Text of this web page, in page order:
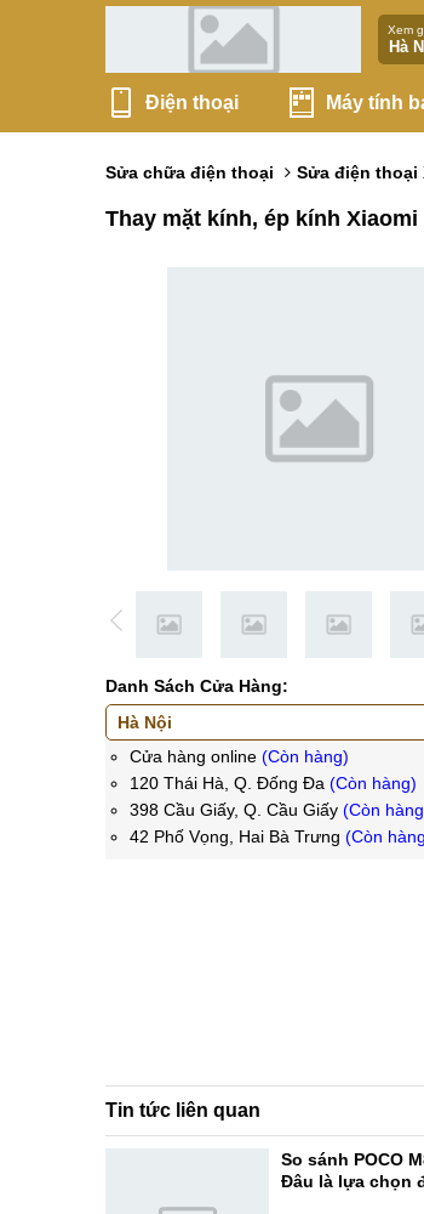
Xem
Điện thoại Máy tính
Sửa chữa điện thoại Sửa điện thoại
Thay mặt kính, ép kính Xiaomi
Danh Sách Cửa Hàng:
Cửa hàng online (Còn hàng)
120 Thái Hà, Q. Đống Đa (Còn hàng)
398 Cầu Giấy, Q. Cầu Giấy (Còn
42 Phố Vọng, Hai Bà Trưng (Còn
Tin tức liên quan
So sánh POCO
Đâu là lựa chọn